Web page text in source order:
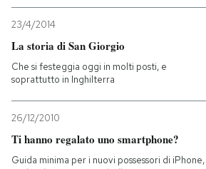
23/4/2014
La storia di San Giorgio
Che si festeggia oggi in molti posti, e
soprattutto in Inghilterra
26/12/2010
Ti hanno regalato uno smartphone?
Guida minima per i nuovi possessori di iPhone,